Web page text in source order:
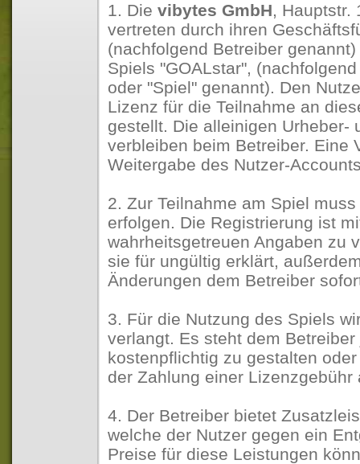
1. Die vibytes GmbH, Hauptstr.
vertreten durch ihren
(nachfolgend Betreiber
Spiels "GOALstar",
oder "Spiel" genannt). Den
Lizenz für die Teilnahme an
gestellt. Die alleinigen Urheber-
verbleiben beim Betreiber. Eine
Weitergabe des Nutzer-
2. Zur Teilnahme am Spiel
erfolgen. Die Registrierung ist
wahrheitsgetreuen Angaben zu
sie für ungültig erklärt,
Änderungen dem Betreiber
3. Für die Nutzung des Spiels
verlangt. Es steht dem
kostenpflichtig zu gestalten
der Zahlung einer
4. Der Betreiber bietet
welche der Nutzer gegen ein
Preise für diese Leistungen